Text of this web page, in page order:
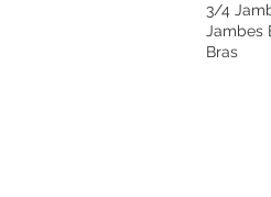
3/4
Jambes
Bras